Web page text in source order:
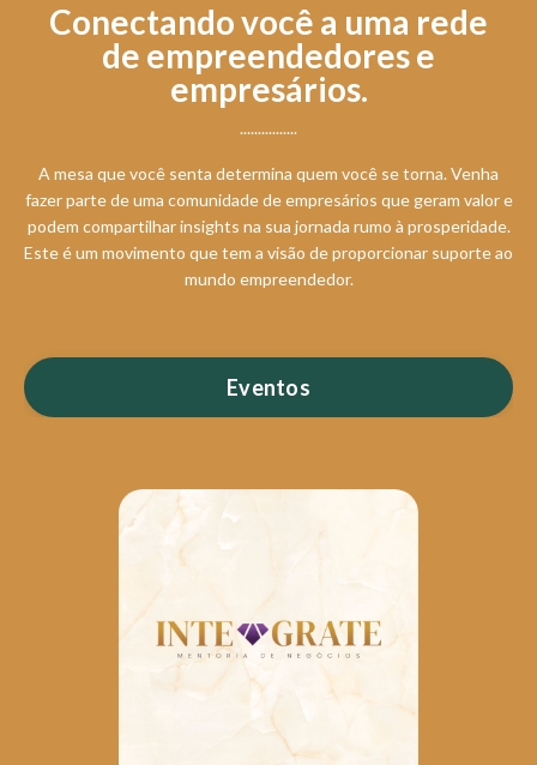
Conectando você a uma rede
de empreendedores e
empresários.
................
A mesa que você senta determina quem você se torna. Venha
fazer parte de uma comunidade de empresários que geram valor e
podem compartilhar insights na sua jornada rumo à prosperidade.
Este é um movimento que tem a visão de proporcionar suporte ao
mundo empreendedor.
Eventos